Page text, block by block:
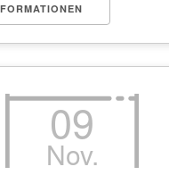
09
Nov.